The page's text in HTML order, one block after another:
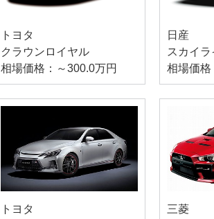
トヨタ
クラウンロイヤル
相場価格：～300.0万円
日産
スカイラ
相場価格
トヨタ
三菱